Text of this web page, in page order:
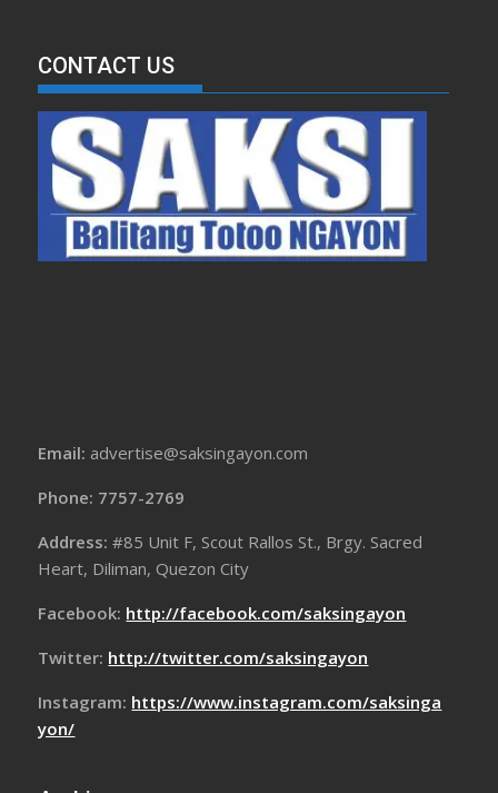
CONTACT US
Email: advertise@saksingayon.com
Phone: 7757-2769
Address:#85 Unit F, Scout Rallos St., Brgy. Sacred
Heart, Diliman, Quezon City
Facebook: http://facebook.com/saksingayon
Twitter: http://twitter.com/saksingayon
Instagram: https://www.instagram.com/saksinga
yon/